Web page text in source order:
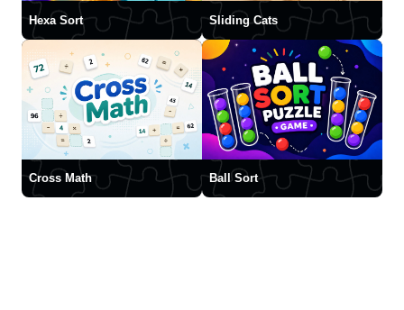
Hexa Sort Sliding Cats
Cross Math Ball Sort